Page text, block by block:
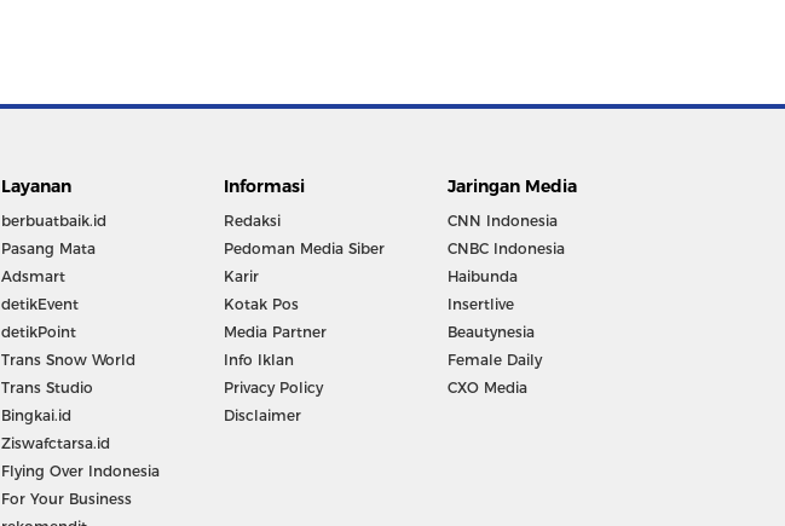
Layanan
berbuatbaik.id
Pasang Mata
Adsmart
detikEvent
detikPoint
Trans Snow World
Trans Studio
Bingkai.id
Ziswafctarsa.id
Flying Over Indonesia
For Your Business
Informasi
Redaksi
Pedoman Media Siber
Karir
Kotak Pos
Media Partner
Info Iklan
Privacy Policy
Disclaimer
Jaringan Media
CNN Indonesia
CNBC Indonesia
Haibunda
Insertlive
Beautynesia
Female Daily
CXO Media